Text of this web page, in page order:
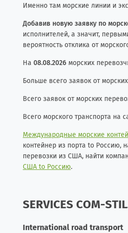
Именно там морские линии и
Добавив новую заявку по
исполнителей, а значит,
вероятность отклика от
На 08.08.2026 морских
Больше всего заявок от
Всего заявок от морских
Всего морского транспорта на
Международные морские
контейнер из порта to Россию,
перевозки из США, найти
США to Россию.
SERVICES COM-
International road transport